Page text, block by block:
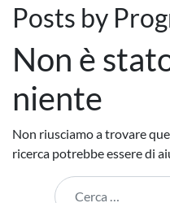
Posts by
Non è
niente
Non riusciamo a trovare
ricerca potrebbe essere di
Cerca